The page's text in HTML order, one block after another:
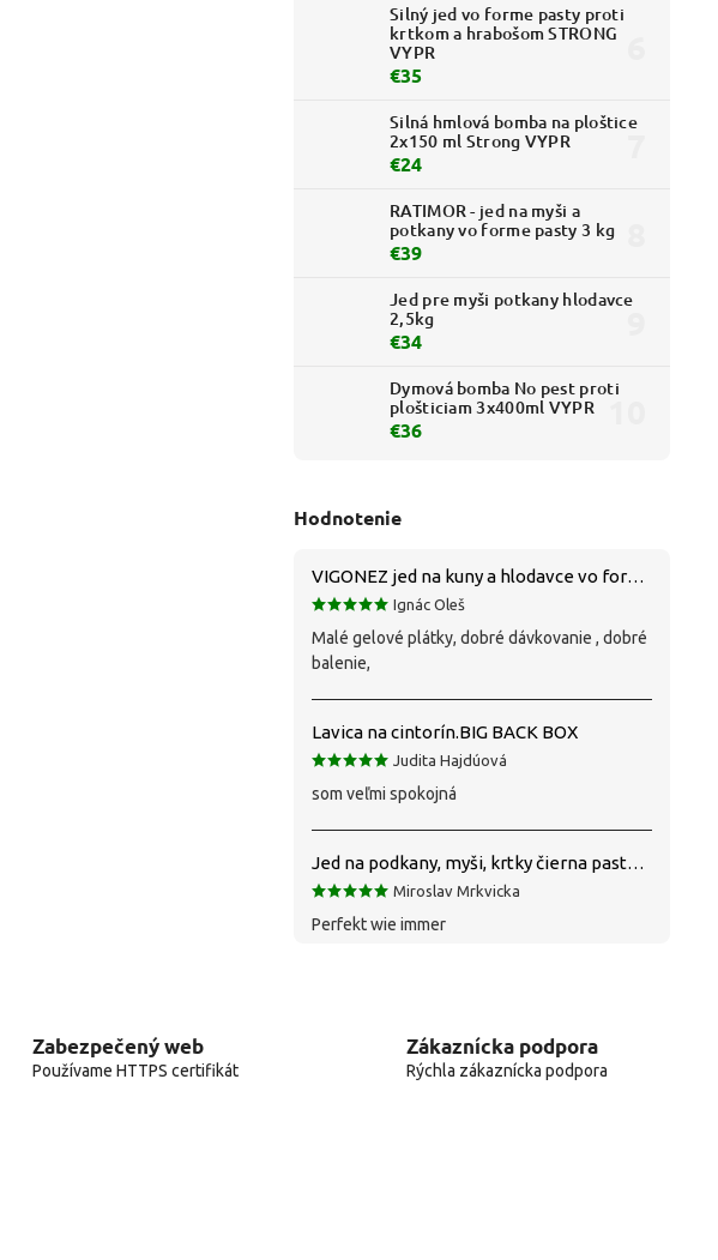
Silný jed vo forme pasty proti
krtkom a hrabošom STRONG
VYPR
€35
Silná hmlová bomba na ploštice
2x150 ml Strong VYPR
€24
RATIMOR - jed na myši a
potkany vo forme pasty 3 kg
€39
Jed pre myši potkany hlodavce
2,5kg
€34
Dymová bomba No pest proti
plošticiam 3x400ml VYPR
€36
Hodnotenie
VIGONEZ jed na kuny a hlodavce vo forme pasty 1,5 kg
Ignác Oleš
Malé gelové plátky, dobré dávkovanie , dobré
balenie,
Lavica na cintorín.BIG BACK BOX
Judita Hajdúová
som veľmi spokojná
Jed na podkany, myši, krtky čierna pasta silná 1 kg VYPR
Miroslav Mrkvicka
Perfekt wie immer
Zabezpečený web
Používame HTTPS certifikát
Zákaznícka podpora
Rýchla zákaznícka podpora